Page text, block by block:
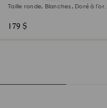
Taille ronde, Blanches, Doré à l’or
179 $